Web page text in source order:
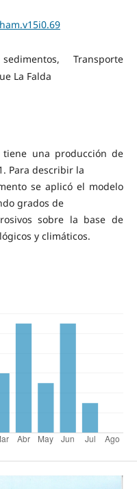
Transporte
La Falda
tiene una producción de
Para describir la
se aplicó el modelo
grados de
sobre la base de
y climáticos.